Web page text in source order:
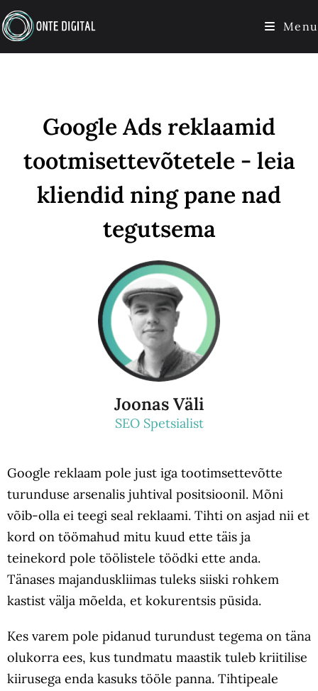
Menu
Google Ads reklaamid
tootmisettevõtetele - leia
kliendid ning pane nad
tegutsema
Joonas Väli
SEO Spetsialist
Google reklaam pole just iga tootimsettevõtte
turunduse arsenalis juhtival positsioonil. Mõni
võib-olla ei teegi seal reklaami. Tihti on asjad nii et
kord on töömahud mitu kuud ette täis ja
teinekord pole töölistele töödki ette anda.
Tänases majanduskliimas tuleks siiski rohkem
kastist välja mõelda, et kokurentsis püsida.
Kes varem pole pidanud turundust tegema on täna
olukorra ees, kus tundmatu maastik tuleb kriitilise
kiirusega enda kasuks tööle panna. Tihtipeale